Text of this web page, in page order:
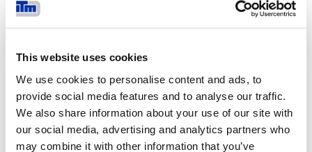
This website uses cookies
We use cookies to personalise content and ads, to
provide social media features and to analyse our traffic.
We also share information about your use of our site with
our social media, advertising and analytics partners who
may combine it with other information that you’ve
setor de mineração